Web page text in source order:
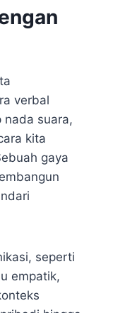
verbal
nada suara,
kita
gaya
seperti
empatik,